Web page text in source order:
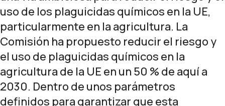
uso de los plaguicidas químicos en la UE,
particularmente en la agricultura. La
Comisión ha propuesto reducir el riesgo y
el uso de plaguicidas químicos en la
agricultura de la UE en un 50 % de aquí a
2030. Dentro de unos parámetros
definidos para garantizar que esta